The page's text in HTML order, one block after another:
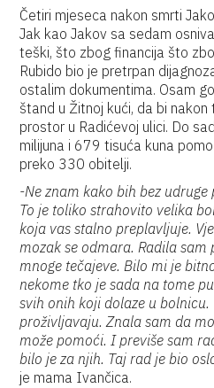
Četiri mjeseca nakon smrti
Jak kao Jakov sa sedam
teški, što zbog financija što
Rubido bio je pretrpan
ostalim dokumentima. Osam
štand u Žitnoj kući, da bi
prostor u Radićevoj ulici. Do
milijuna i 679 tisuća kuna
preko 330 obitelji.
-Ne znam kako bih bez udruge
To je toliko strahovito velika
koja vas stalno preplavljuje.
mozak se odmara. Radila
mnoge tečajeve. Bilo mi je
nekome tko je sada na tome
svih onih koji dolaze u
proživljavaju. Znala sam da
može pomoći. I previše sam
bilo je za njih. Taj rad je bio
je mama Ivančica.